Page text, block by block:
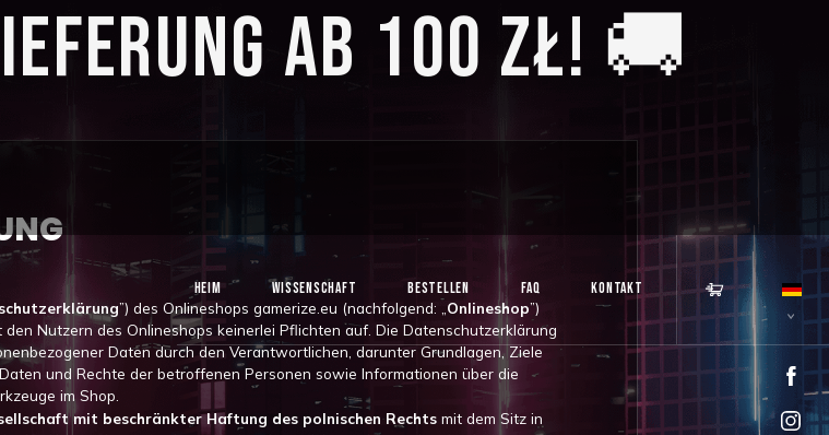
AB 100 ZŁ! 🚚
HEIM WISSENSCHAFT BESTELLEN FAQ KONTAKT
”) des Onlineshops gamerize.eu (nachfolgend: „ Onlineshop”)
Nutzern des Onlineshops keinerlei Pflichten auf. Die Datenschutzerklärung
Daten durch den Verantwortlichen, darunter Grundlagen, Ziele
und Rechte der betroffenen Personen sowie Informationen über die
im Shop.
mit beschränkter Haftung des polnischen Rechts mit dem Sitz in